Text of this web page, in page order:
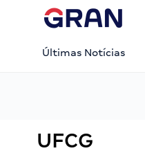
Últimas Notícias
UFCG